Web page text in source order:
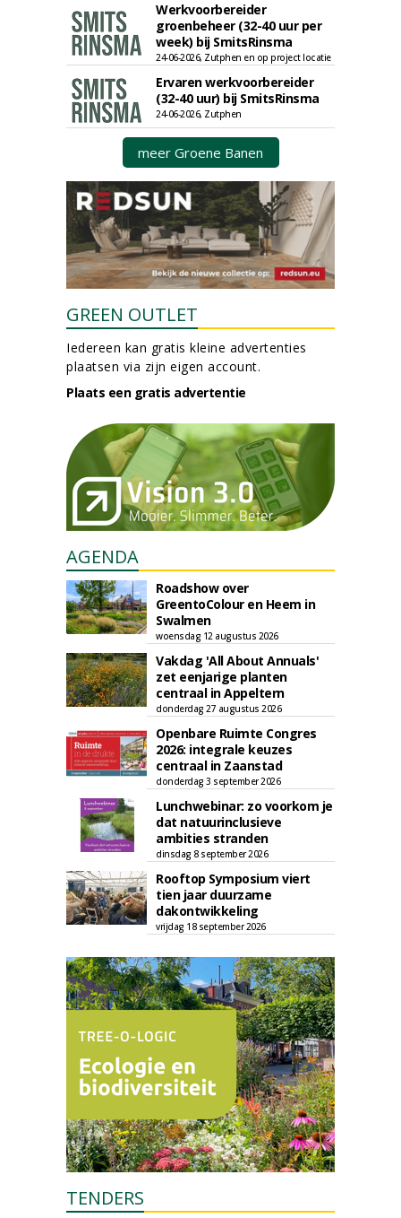
Werkvoorbereider
groenbeheer (32-40 uur per
week) bij SmitsRinsma
24-06-2026, Zutphen en op project locatie
Ervaren werkvoorbereider
(32-40 uur) bij SmitsRinsma
24-06-2026, Zutphen
meer Groene Banen
GREEN OUTLET
Iedereen kan gratis kleine advertenties
plaatsen via zijn eigen account.
Plaats een gratis advertentie
AGENDA
Roadshow over
GreentoColour en Heem in
Swalmen
woensdag 12 augustus 2026
Vakdag 'All About Annuals'
zet eenjarige planten
centraal in Appeltern
donderdag 27 augustus 2026
Openbare Ruimte Congres
2026: integrale keuzes
centraal in Zaanstad
donderdag 3 september 2026
Lunchwebinar: zo voorkom je
dat natuurinclusieve
ambities stranden
dinsdag 8 september 2026
Rooftop Symposium viert
tien jaar duurzame
dakontwikkeling
vrijdag 18 september 2026
TENDERS